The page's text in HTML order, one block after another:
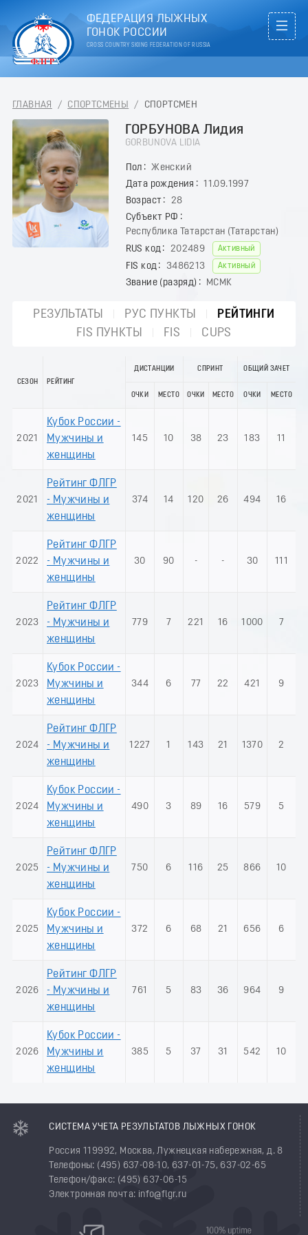
ФЕДЕРАЦИЯ ЛЫЖНЫХ
ГОНОК РОССИИ
CROSS COUNTRY SKIING FEDERATION OF RUSSIA
ГЛАВНАЯ / СПОРТСМЕНЫ / СПОРТСМЕН
ГОРБУНОВА Лидия
GORBUNOVA LIDIA
Пол
Женский
Дата рождения
11.09.1997
Возраст
28
Субъект РФ
Республика Татарстан (Татарстан)
RUS код
202489 Активный
FIS код 3486213 Активный
Звание (разряд) МСМК
РЕЗУЛЬТАТЫ РУС ПУНКТЫ
РЕЙТИНГИ
FIS ПУНКТЫ
FIS CUPS
СЕЗОН РЕЙТИНГ
ДИСТАНЦИИ СПРИНТ ОБЩИЙ ЗАЧЕТ
ОЧКИ МЕСТО ОЧКИ МЕСТО ОЧКИ МЕСТО
2021
Кубок России -
Мужчины и
женщины
145 10 38 23 183 11
2021
Рейтинг ФЛГР
- Мужчины и
женщины
374 14 120 26 494 16
2022
Рейтинг ФЛГР
- Мужчины и
женщины
30 90 - - 30 111
2023
Рейтинг ФЛГР
- Мужчины и
женщины
779 7 221 16 1000 7
2023
Кубок России -
Мужчины и
женщины
344 6 77 22 421 9
2024
Рейтинг ФЛГР
- Мужчины и
женщины
1227 1 143 21 1370 2
2024
Кубок России -
Мужчины и
женщины
490 3 89 16 579 5
2025
Рейтинг ФЛГР
- Мужчины и
женщины
750 6 116 25 866 10
2025
Кубок России -
Мужчины и
женщины
372 6 68 21 656 6
2026
Рейтинг ФЛГР
- Мужчины и
женщины
761 5 83 36 964 9
2026
Кубок России -
Мужчины и
женщины
385 5 37 31 542 10
СИСТЕМА УЧЕТА РЕЗУЛЬТАТОВ ЛЫЖНЫХ ГОНОК
Россия 119992, Москва, Лужнецкая набережная, д. 8
Телефоны: (495) 637-08-10, 637-01-75, 637-02-65
Телефон/факс: (495) 637-06-15
Электронная почта: info@flgr.ru